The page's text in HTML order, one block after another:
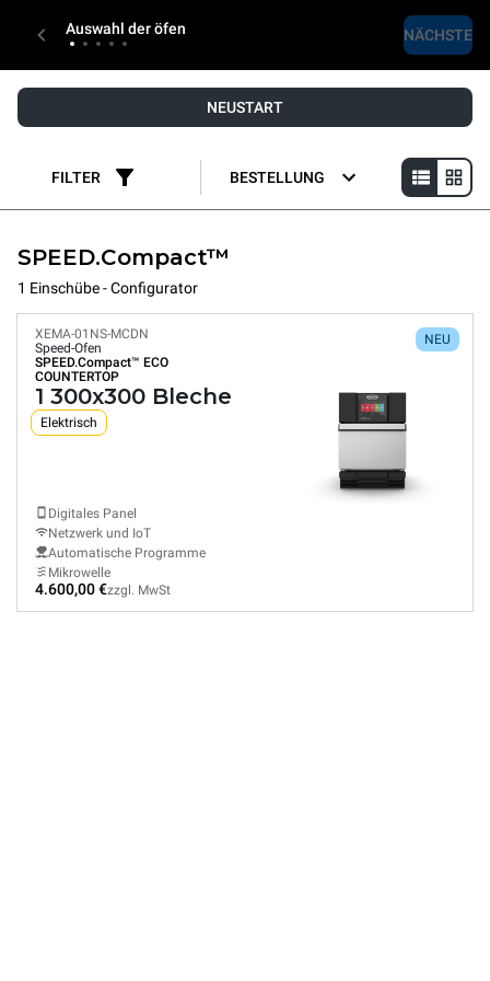
Auswahl der öfen NÄCHSTE
NEUSTART
FILTER BESTELLUNG
SPEED.Compact™
1 Einschübe - Configurator
NEU
XEMA-01NS-MCDN
Speed-Ofen
SPEED.Compact™ ECO
COUNTERTOP
1 300x300 Bleche
Elektrisch
Digitales Panel
Netzwerk und IoT
Automatische Programme
Mikrowelle
4.600,00 €zzgl. MwSt